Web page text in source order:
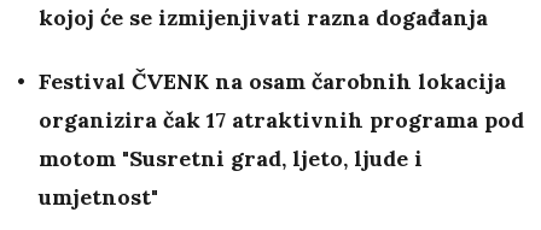
kojoj će se izmijenjivati razna događanja
Festival ČVENK na osam čarobnih lokacija
organizira čak 17 atraktivnih programa pod
motom "Susretni grad, ljeto, ljude i
umjetnost"